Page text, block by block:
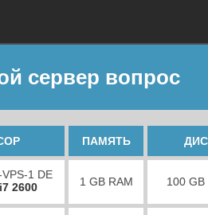
сервер вопрос
ПАМЯТЬ
1 DE
2600
1 GB RAM 100 GB